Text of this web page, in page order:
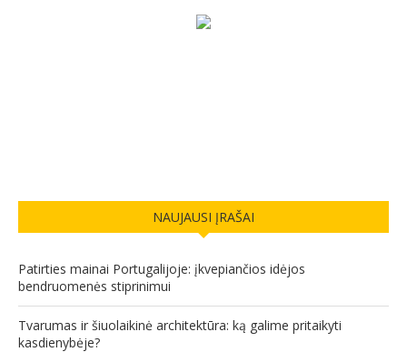
NAUJAUSI ĮRAŠAI
Patirties mainai Portugalijoje: įkvepiančios idėjos
bendruomenės stiprinimui
Tvarumas ir šiuolaikinė architektūra: ką galime pritaikyti
kasdienybėje?